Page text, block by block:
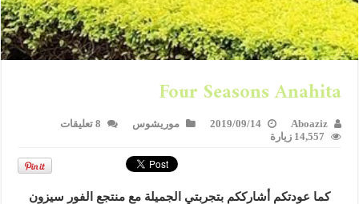
Four Seasons Anahita
Aboaziz
2019/09/14 موريشوس
8 تعليقات
14,557 زيارة
كما عودتكم أشارككم بتجربتي الجميلة مع منتجع الفور سيزون